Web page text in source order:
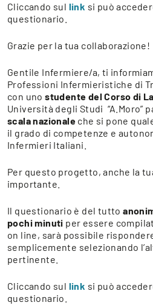
Cliccando sul link si può
questionario.
Grazie per la tua collaborazione!
Gentile Infermiere/a, ti
Professioni Infermieristiche di
con unostudente del Corso di
Università degli Studi “A.Moro”
scala nazionale che si pone
il grado di competenze e
Infermieri Italiani.
Per questo progetto, anche la
importante.
Il questionario è del tutto
pochi minuti per essere
on line, sarà possibile
semplicemente selezionando
pertinente.
Cliccando sul link si può
questionario.